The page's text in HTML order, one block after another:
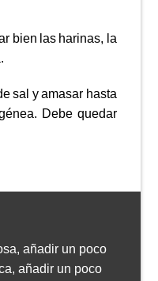
bien las harinas, la
sal y amasar hasta
Debe quedar
añadir un poco
añadir un poco